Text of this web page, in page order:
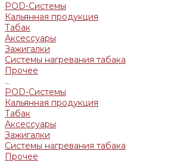
POD-Системы
Кальянная продукция
Табак
Аксессуары
Зажигалки
Системы нагревания табака
Прочее
...
POD-Системы
Кальянная продукция
Табак
Аксессуары
Зажигалки
Системы нагревания табака
Прочее